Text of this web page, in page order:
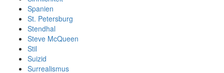
Spanien
St. Petersburg
Stendhal
Steve McQueen
Stil
Suizid
Surrealismus